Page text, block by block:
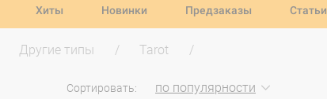
Хиты Новинки Предзаказы Статьи
Другие типы Tarot
Сортировать: по популярности